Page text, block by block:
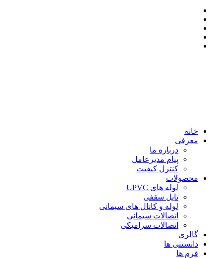
خانه
معرفی
درباره ما
پیام مدیرعامل
کنترل کیفیت
محصولات
لوله های UPVC
تایل سقفی
لوله و کانال های سیمانی
اتصالات سیمانی
اتصالات سرامیکی
گالری
دانستنی ها
فرم ها